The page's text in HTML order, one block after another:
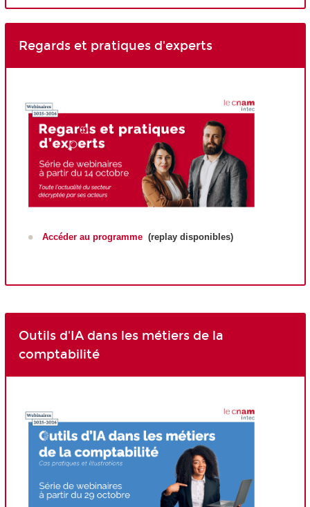
Regards et pratiques d'experts
Accéder au programme (replay disponibles)
Outils d'IA dans les métiers de la
comptabilité